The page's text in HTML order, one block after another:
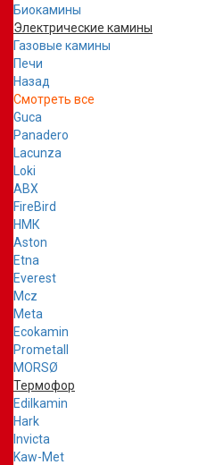
Биокамины
Электрические камины
Газовые камины
Печи
Назад
Смотреть все
Guca
Panadero
Lacunza
Loki
ABX
FireBird
НМК
Aston
Etna
Everest
Mcz
Meta
Ecokamin
Prometall
MORSØ
Термофор
Edilkamin
Hark
Invicta
Kaw-Met